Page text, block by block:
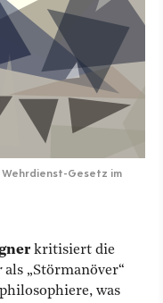
Gesetz im
kritisiert die
als „Störmanöver“
was